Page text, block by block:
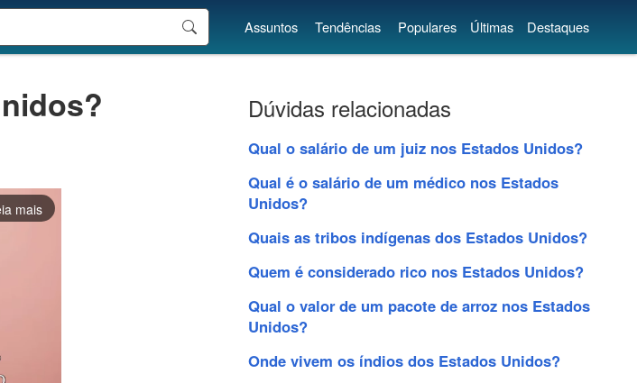
Assuntos Tendências Populares Últimas Destaques
mais
Dúvidas relacionadas
Qual o salário de um juiz nos Estados Unidos?
Qual é o salário de um médico nos Estados
Unidos?
Quais as tribos indígenas dos Estados Unidos?
Quem é considerado rico nos Estados Unidos?
Qual o valor de um pacote de arroz nos Estados
Unidos?
Onde vivem os índios dos Estados Unidos?